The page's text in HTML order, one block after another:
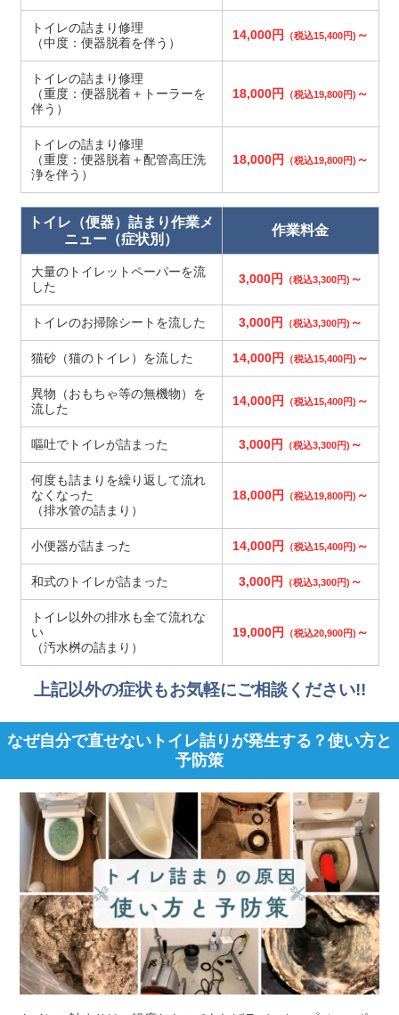
トイレの詰まり修理
（中度：便器脱着を伴う）
14,000円 （税込15,400円) ～
トイレの詰まり修理
（重度：便器脱着＋トーラーを
伴う）
18,000円 （税込19,800円) ～
トイレの詰まり修理
（重度：便器脱着＋配管高圧洗
浄を伴う）
18,000円 （税込19,800円) ～
トイレ（便器）詰まり作業メ
ニュー（症状別）
作業料金
大量のトイレットペーパーを流
した
3,000円 （税込3,300円) ～
トイレのお掃除シートを流した 3,000円 （税込3,300円) ～
猫砂（猫のトイレ）を流した 14,000円 （税込15,400円) ～
異物（おもちゃ等の無機物）を
流した
14,000円 （税込15,400円) ～
嘔吐でトイレが詰まった 3,000円 （税込3,300円) ～
何度も詰まりを繰り返して流れ
なくなった
（排水管の詰まり）
18,000円 （税込19,800円) ～
小便器が詰まった 14,000円 （税込15,400円) ～
和式のトイレが詰まった 3,000円 （税込3,300円) ～
トイレ以外の排水も全て流れな
い
（汚水桝の詰まり）
19,000円 （税込20,900円) ～
上記以外の症状もお気軽にご相談ください!!
なぜ自分で直せないトイレ詰りが発生する？使い方と
予防策